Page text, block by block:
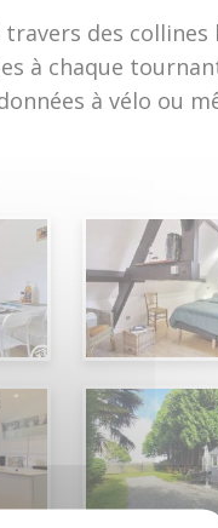
des collines
à chaque
à vélo ou